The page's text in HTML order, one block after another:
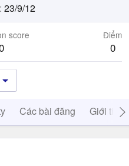
23/9/12
score Điểm
0
Các bài đăng Giới thiệu